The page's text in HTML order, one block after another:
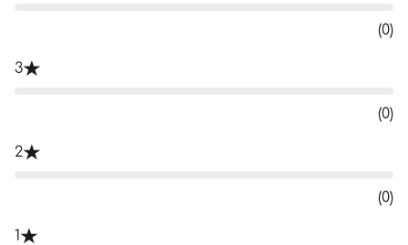
(0)
3
(0)
2
(0)
1